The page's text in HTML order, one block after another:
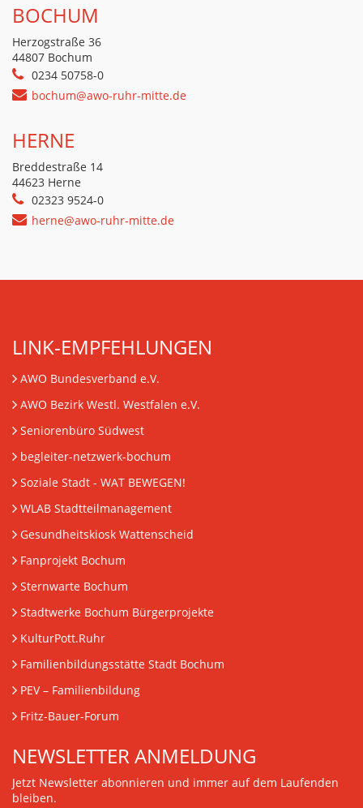
BOCHUM
Herzogstraße 36
44807 Bochum
0234 50758-0
bochum@awo-ruhr-mitte.de
HERNE
Breddestraße 14
44623 Herne
02323 9524-0
herne@awo-ruhr-mitte.de
LINK-EMPFEHLUNGEN
AWO Bundesverband e.V.
AWO Bezirk Westl. Westfalen e.V.
Seniorenbüro Südwest
begleiter-netzwerk-bochum
Soziale Stadt - WAT BEWEGEN!
WLAB Stadtteilmanagement
Gesundheitskiosk Wattenscheid
Fanprojekt Bochum
Sternwarte Bochum
Stadtwerke Bochum Bürgerprojekte
KulturPott.Ruhr
Familienbildungsstätte Stadt Bochum
PEV– Familienbildung
Fritz-Bauer-Forum
NEWSLETTER ANMELDUNG
Jetzt Newsletter abonnieren und immer auf dem Laufenden
bleiben.